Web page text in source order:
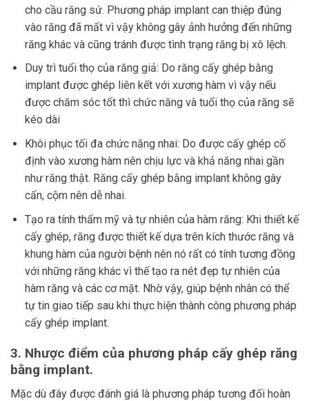
cho cầu răng sứ. Phương pháp implant can thiệp đúng
vào răng đã mất vì vậy không gây ảnh hưởng đến những
răng khác và cũng tránh được tình trạng răng bị xô lệch.
Duy trì tuổi thọ của răng giả: Do răng cấy ghép bằng
implant được ghép liên kết với xương hàm vì vậy nếu
được chăm sóc tốt thì chức năng và tuổi thọ của răng sẽ
kéo dài
Khôi phục tối đa chức năng nhai: Do được cấy ghép cố
định vào xương hàm nên chịu lực và khả năng nhai gần
như răng thật. Răng cấy ghép bằng implant không gây
cấn, cộm nên dễ nhai.
Tạo ra tính thẩm mỹ và tự nhiên của hàm răng: Khi thiết kế
cấy ghép, răng được thiết kế dựa trên kích thước răng và
khung hàm của người bệnh nên nó rất có tính tương đồng
với những răng khác vì thế tạo ra nét đẹp tự nhiên của
hàm răng và các cơ mặt. Nhờ vậy, giúp bệnh nhân có thể
tự tin giao tiếp sau khi thực hiện thành công phương pháp
cấy ghép implant.
3. Nhược điểm của phương pháp cấy ghép răng
bằng implant.
Mặc dù đây được đánh giá là phương pháp tương đối hoàn